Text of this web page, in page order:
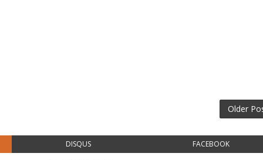
Older
DISQUS FACEBOOK